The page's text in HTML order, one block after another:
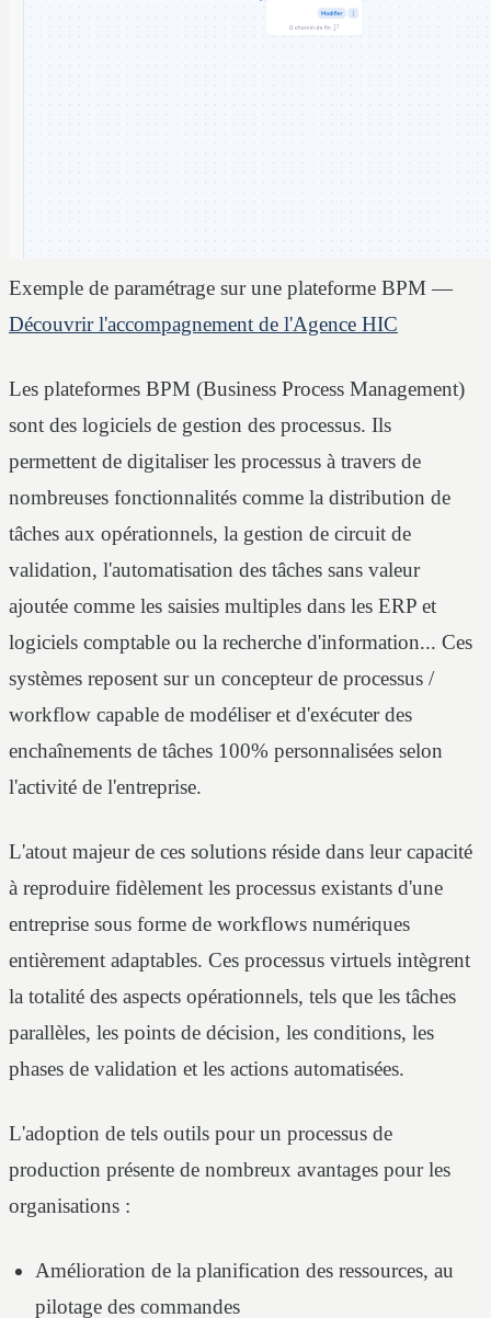
Exemple de paramétrage sur une plateforme BPM —
Découvrir l'accompagnement de l'Agence HIC
Les plateformes BPM (Business Process Management)
sont des logiciels de gestion des processus. Ils
permettent de digitaliser les processus à travers de
nombreuses fonctionnalités comme la distribution de
tâches aux opérationnels, la gestion de circuit de
validation, l'automatisation des tâches sans valeur
ajoutée comme les saisies multiples dans les ERP et
logiciels comptable ou la recherche d'information... Ces
systèmes reposent sur un concepteur de processus /
workflow capable de modéliser et d'exécuter des
enchaînements de tâches 100% personnalisées selon
l'activité de l'entreprise.
L'atout majeur de ces solutions réside dans leur capacité
à reproduire fidèlement les processus existants d'une
entreprise sous forme de workflows numériques
entièrement adaptables. Ces processus virtuels intègrent
la totalité des aspects opérationnels, tels que les tâches
parallèles, les points de décision, les conditions, les
phases de validation et les actions automatisées.
L'adoption de tels outils pour un processus de
production présente de nombreux avantages pour les
organisations :
Amélioration de la planification des ressources, au
pilotage des commandes